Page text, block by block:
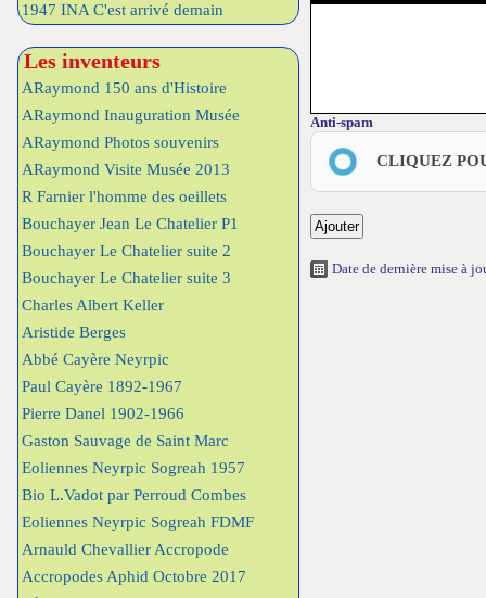
1947 INA C'est arrivé demain
Les inventeurs
ARaymond 150 ans d'Histoire
ARaymond Inauguration Musée
ARaymond Photos souvenirs
ARaymond Visite Musée 2013
R Farnier l'homme des oeillets
Bouchayer Jean Le Chatelier P1
Bouchayer Le Chatelier suite 2
Bouchayer Le Chatelier suite 3
Charles Albert Keller
Aristide Berges
Abbé Cayère Neyrpic
Paul Cayère 1892-1967
Pierre Danel 1902-1966
Gaston Sauvage de Saint Marc
Eoliennes Neyrpic Sogreah 1957
Bio L.Vadot par Perroud Combes
Eoliennes Neyrpic Sogreah FDMF
Arnauld Chevallier Accropode
Accropodes Aphid Octobre 2017
Anti-spam
CLIQUEZ
Date de dernière mise à